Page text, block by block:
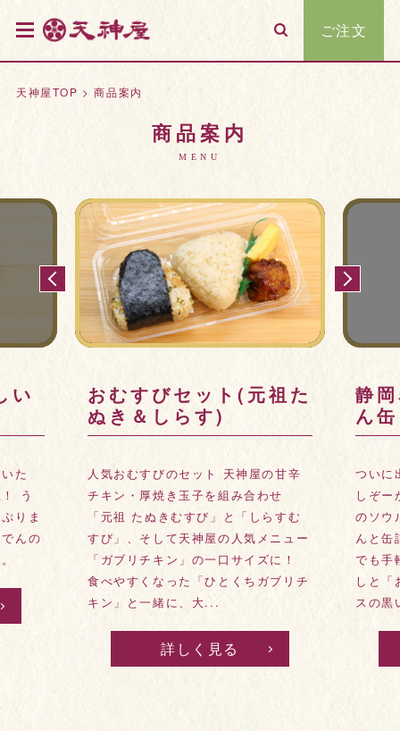
ご注文
天神屋TOP >商品案内
商品案内
MENU
た
辛
すむ
ュー
！
静岡名物 しぞーかおで
ん缶
ついに出来た！1954年創業 天神屋の
しぞーかおでん缶 天神屋が誇る静岡
のソウルフード「静岡おでん」を、な
んと缶詰にしました。これならどこへ
でも手軽に持って行けます。 昆布だ
しと「おでん具材の旨み」の醬油ベー
スの黒いスー...
詳しく見る
【
屋
や
天神屋
やきと
静岡お
風味を
た。
炭火焼